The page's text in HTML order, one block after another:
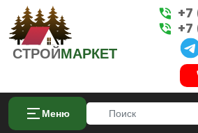
СТРОЙМАРКЕТ
Меню